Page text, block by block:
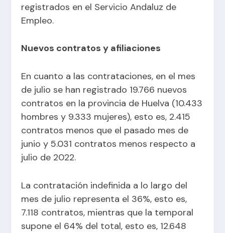
registrados en el Servicio Andaluz de
Empleo.
Nuevos contratos y afiliaciones
En cuanto a las contrataciones, en el mes
de julio se han registrado 19.766 nuevos
contratos en la provincia de Huelva (10.433
hombres y 9.333 mujeres), esto es, 2.415
contratos menos que el pasado mes de
junio y 5.031 contratos menos respecto a
julio de 2022.
La contratación indefinida a lo largo del
mes de julio representa el 36%, esto es,
7.118 contratos, mientras que la temporal
supone el 64% del total, esto es, 12.648